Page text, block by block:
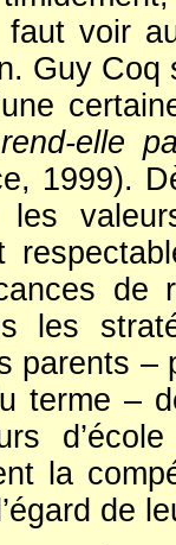
faut voir
Guy Coq
elle
1999).
les
de
les
parents –
terme –
la
de